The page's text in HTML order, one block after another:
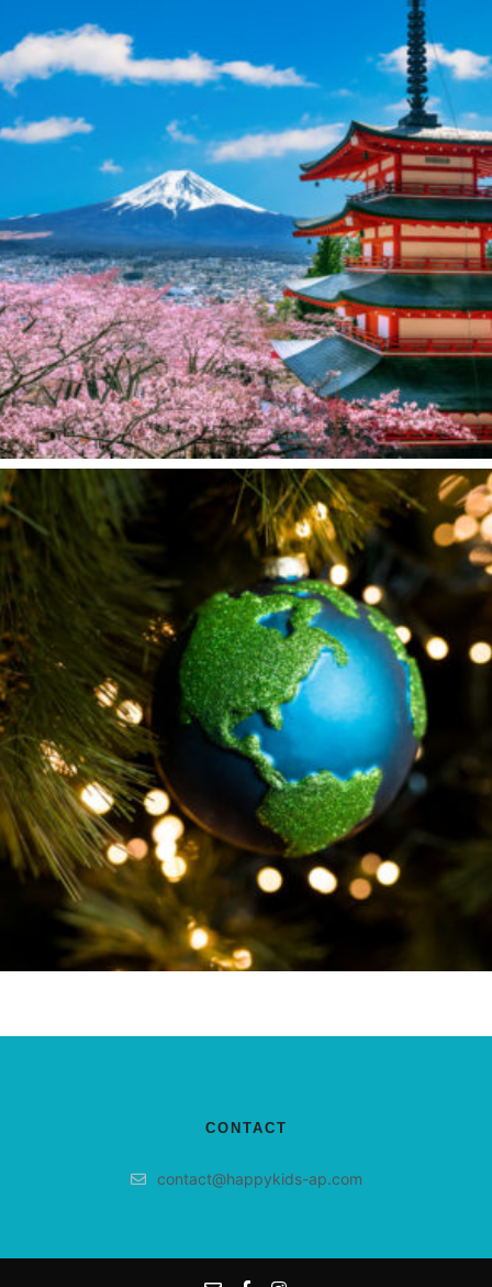
6.00€
Ajouter au panier
3.00€
CONTACT
contact@happykids-ap.com